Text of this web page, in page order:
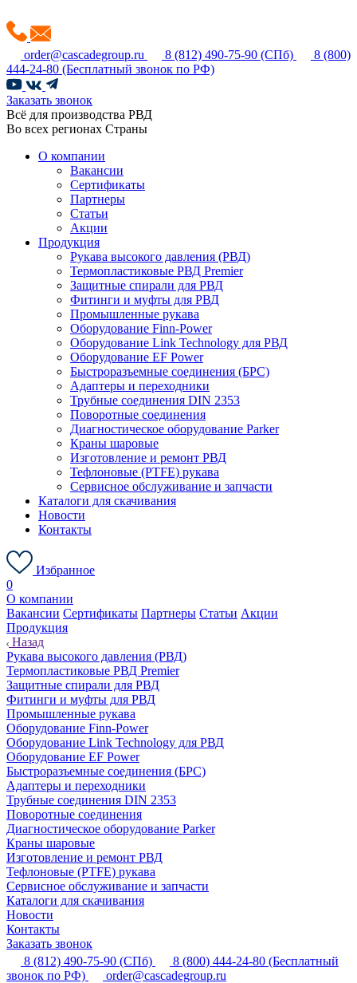
order@cascadegroup.ru 8 (812) 490-75-90 (СПб)
8 (800)
444-24-80 (Бесплатный звонок по РФ)
Заказать звонок
Всё для производства РВД
Во всех регионах Страны
О компании
Вакансии
Сертификаты
Партнеры
Статьи
Акции
Продукция
Рукава высокого давления (РВД)
Термопластиковые РВД Premier
Защитные спирали для РВД
Фитинги и муфты для РВД
Промышленные рукава
Оборудование Finn-Power
Оборудование Link Technology для РВД
Оборудование EF Power
Быстроразъемные соединения (БРС)
Адаптеры и переходники
Трубные соединения DIN 2353
Поворотные соединения
Диагностическое оборудование Parker
Краны шаровые
Изготовление и ремонт РВД
Тефлоновые (PTFE) рукава
Сервисное обслуживание и запчасти
Каталоги для скачивания
Новости
Контакты
Избранное
0
О компании
Вакансии Сертификаты Партнеры Статьи Акции
Продукция
Назад
Рукава высокого давления (РВД)
Термопластиковые РВД Premier
Защитные спирали для РВД
Фитинги и муфты для РВД
Промышленные рукава
Оборудование Finn-Power
Оборудование Link Technology для РВД
Оборудование EF Power
Быстроразъемные соединения (БРС)
Адаптеры и переходники
Трубные соединения DIN 2353
Поворотные соединения
Диагностическое оборудование Parker
Краны шаровые
Изготовление и ремонт РВД
Тефлоновые (PTFE) рукава
Сервисное обслуживание и запчасти
Каталоги для скачивания
Новости
Контакты
Заказать звонок
8 (812) 490-75-90 (СПб) 8 (800) 444-24-80 (Бесплатный
звонок по РФ)
order@cascadegroup.ru